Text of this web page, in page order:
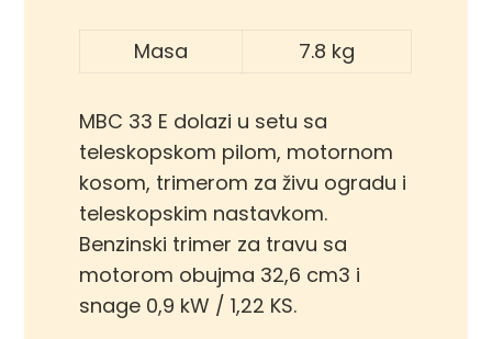
Masa 7.8 kg
MBC 33 E dolazi u setu sa
teleskopskom pilom, motornom
kosom, trimerom za živu ogradu i
teleskopskim nastavkom.
Benzinski trimer za travu sa
motorom obujma 32,6 cm3 i
snage 0,9 kW / 1,22 KS.